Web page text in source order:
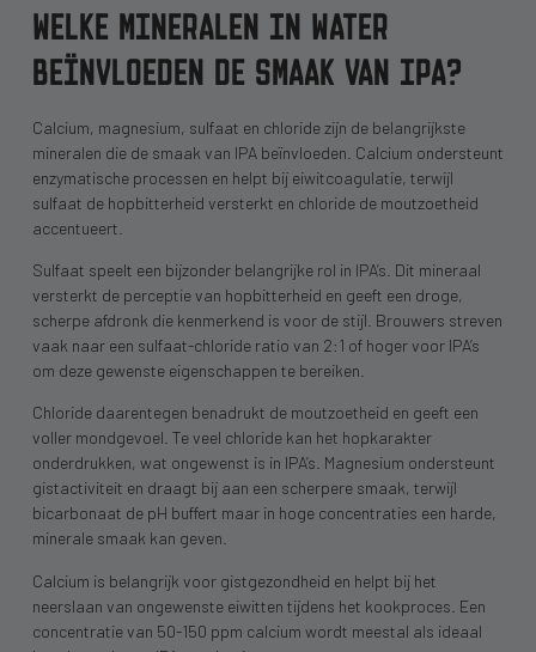
WELKE MINERALEN IN WATER
BEÏNVLOEDEN DE SMAAK VAN IPA?
Calcium, magnesium, sulfaat en chloride zijn de belangrijkste
mineralen die de smaak van IPA beïnvloeden. Calcium ondersteunt
enzymatische processen en helpt bij eiwitcoagulatie, terwijl
sulfaat de hopbitterheid versterkt en chloride de moutzoetheid
accentueert.
Sulfaat speelt een bijzonder belangrijke rol in IPA’s. Dit mineraal
versterkt de perceptie van hopbitterheid en geeft een droge,
scherpe afdronk die kenmerkend is voor de stijl. Brouwers streven
vaak naar een sulfaat-chloride ratio van 2:1 of hoger voor IPA’s
om deze gewenste eigenschappen te bereiken.
Chloride daarentegen benadrukt de moutzoetheid en geeft een
voller mondgevoel. Te veel chloride kan het hopkarakter
onderdrukken, wat ongewenst is in IPA’s. Magnesium ondersteunt
gistactiviteit en draagt bij aan een scherpere smaak, terwijl
bicarbonaat de pH buffert maar in hoge concentraties een harde,
minerale smaak kan geven.
Calcium is belangrijk voor gistgezondheid en helpt bij het
neerslaan van ongewenste eiwitten tijdens het kookproces. Een
concentratie van 50-150 ppm calcium wordt meestal als ideaal